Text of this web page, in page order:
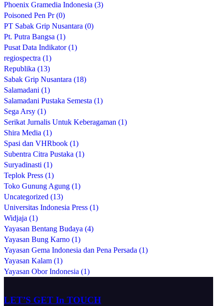
Phoenix Gramedia Indonesia (3)
Poisoned Pen Pr (0)
PT Sabak Grip Nusantara (0)
Pt. Putra Bangsa (1)
Pusat Data Indikator (1)
regiospectra (1)
Republika (13)
Sabak Grip Nusantara (18)
Salamadani (1)
Salamadani Pustaka Semesta (1)
Sega Arsy (1)
Serikat Jurnalis Untuk Keberagaman (1)
Shira Media (1)
Spasi dan VHRbook (1)
Subentra Citra Pustaka (1)
Suryadinasti (1)
Teplok Press (1)
Toko Gunung Agung (1)
Uncategorized (13)
Universitas Indonesia Press (1)
Widjaja (1)
Yayasan Bentang Budaya (4)
Yayasan Bung Karno (1)
Yayasan Gema Indonesia dan Pena Persada (1)
Yayasan Kalam (1)
Yayasan Obor Indonesia (1)
LET’S GET In TOUCH